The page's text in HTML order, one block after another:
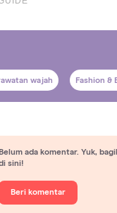
wajah Fashion &
Belum ada komentar. Yuk,
sini!
Beri komentar